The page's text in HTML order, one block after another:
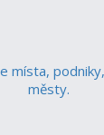
místa,
městy.